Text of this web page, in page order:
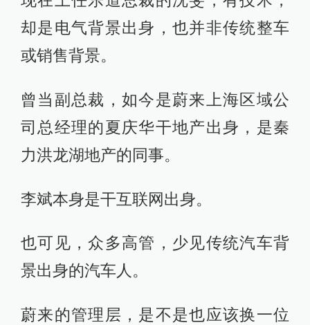
却是电气背景出身，也并非传统整车
或销售背景。
曾当副总裁，如今是蔚来上海区域公
司总经理的夏庆华干地产出身，是秦
力洪龙湖地产的同事。
李斌本身是干互联网出身。
也可见，众多高管，少见传统汽车背
景出身的汽车人。
蔚来的管理层，是不是也应该换一位